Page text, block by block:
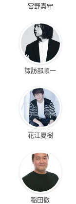
宮野真守
諏訪部順一
花江夏樹
稲田徹